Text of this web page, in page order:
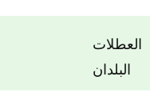
العطلات
البلدان